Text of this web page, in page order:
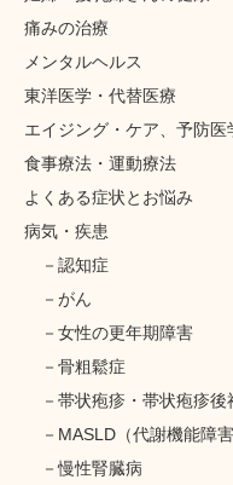
痛みの治療
メンタルヘルス
東洋医学・代替医療
エイジング・ケア、予防医
食事療法・運動療法
よくある症状とお悩み
病気・疾患
認知症
がん
女性の更年期障害
骨粗鬆症
帯状疱疹・帯状疱疹後
MASLD（代謝機能障
慢性腎臓病